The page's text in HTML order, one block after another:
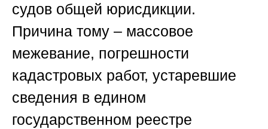
судов общей юрисдикции.
Причина тому – массовое
межевание, погрешности
кадастровых работ, устаревшие
сведения в едином
государственном реестре